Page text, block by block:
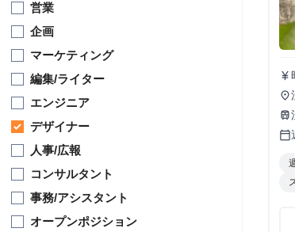
営業
企画
マーケティング
編集/ライター
エンジニア
デザイナー
人事/広報
コンサルタント
事務/アシスタント
オープンポジション
currency_yen
place
train
calendar_today